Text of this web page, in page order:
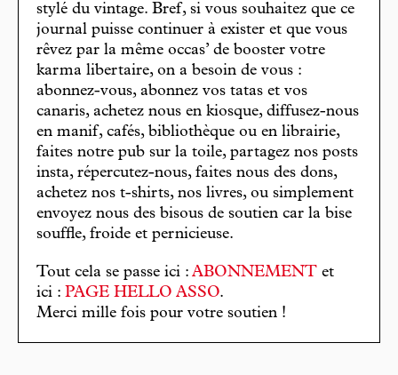
stylé du vintage. Bref, si vous souhaitez que ce
journal puisse continuer à exister et que vous
rêvez par la même occas’ de booster votre
karma libertaire, on a besoin de vous :
abonnez-vous, abonnez vos tatas et vos
canaris, achetez nous en kiosque, diffusez-nous
en manif, cafés, bibliothèque ou en librairie,
faites notre pub sur la toile, partagez nos posts
insta, répercutez-nous, faites nous des dons,
achetez nos t-shirts, nos livres, ou simplement
envoyez nous des bisous de soutien car la bise
souffle, froide et pernicieuse.
Tout cela se passe ici : ABONNEMENT et
ici : PAGE HELLO ASSO.
Merci mille fois pour votre soutien !